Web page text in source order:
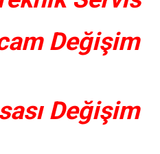
Değişim
Değişim